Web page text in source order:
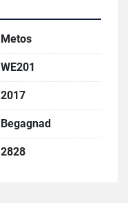
Metos
WE201
2017
Begagnad
2828